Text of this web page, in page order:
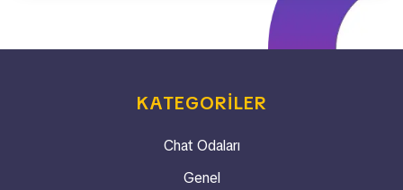
KATEGORILER
Chat Odaları
Genel